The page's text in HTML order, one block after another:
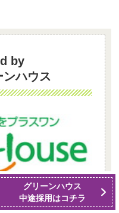
by
ハウス
して安全天然調味
グリーンハウス
中途採用はコチラ